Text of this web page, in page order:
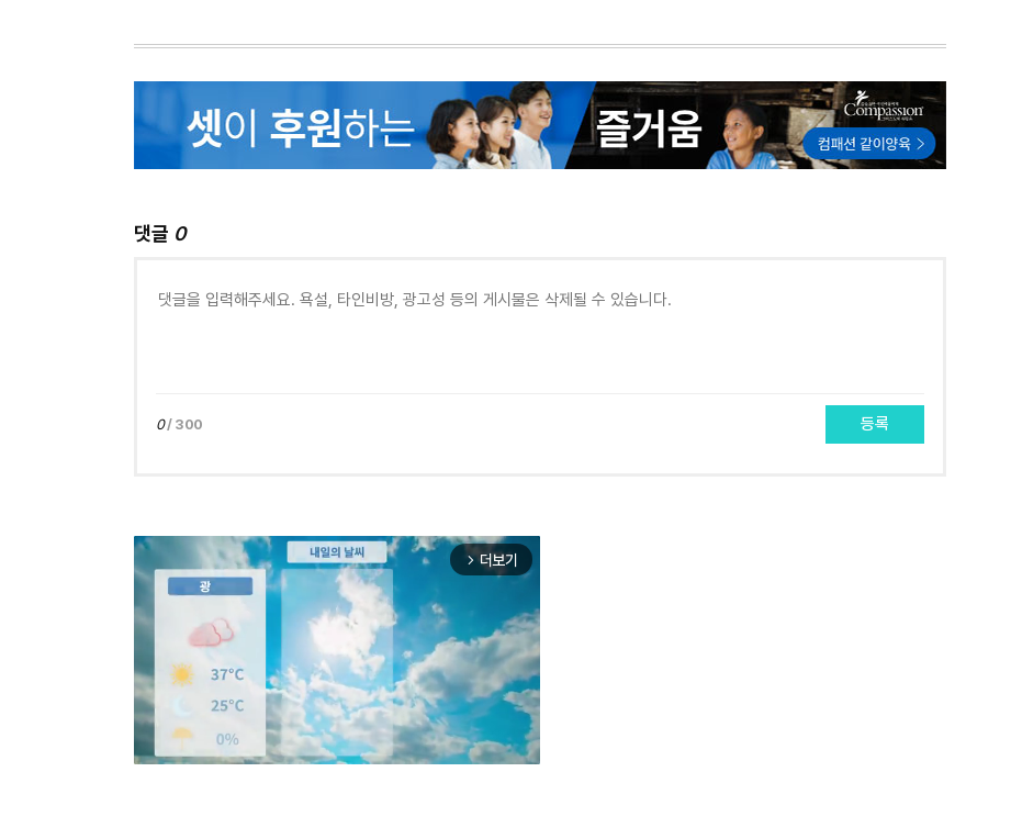
댓글 0
0/ 300 등록
arrow_forward_ios 더보기